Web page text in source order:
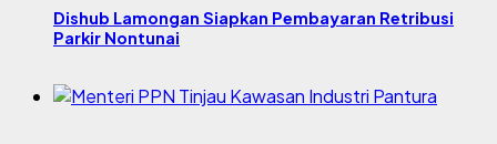
Dishub Lamongan Siapkan Pembayaran Retribusi
Parkir Nontunai